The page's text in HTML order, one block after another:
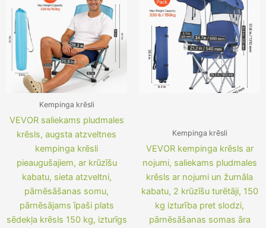
Kempinga krēsli
VEVOR saliekams pludmales
krēsls, augsta atzveltnes
kempinga krēsli
pieaugušajiem, ar krūzīšu
kabatu, sieta atzveltni,
pārnēsāšanas somu,
pārnēsājams īpaši plats
sēdekļa krēsls 150 kg, izturīgs
Kempinga krēsli
VEVOR kempinga krēsls ar
nojumi, saliekams pludmales
krēsls ar nojumi un žurnāla
kabatu, 2 krūzīšu turētāji, 150
kg izturība pret slodzi,
pārnēsāšanas somas āra